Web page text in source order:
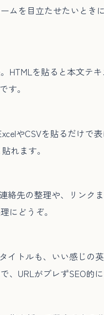
ムを目立たせたいとき
を貼ると本文テキ
す。
やCSVを貼るだけで
れます。
絡先の整理や、リンク
にどうぞ。
イトルも、いい感じの
URLがブレずSEO的